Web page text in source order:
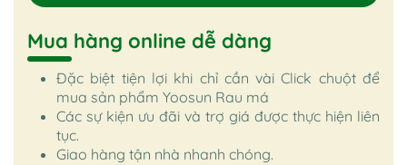
Mua hàng online dễ dàng
Đặc biệt tiện lợi khi chỉ cần vài Click chuột để
mua sản phẩm Yoosun Rau má
Các sự kiện ưu đãi và trợ giá được thực hiện liên
tục.
Giao hàng tận nhà nhanh chóng.